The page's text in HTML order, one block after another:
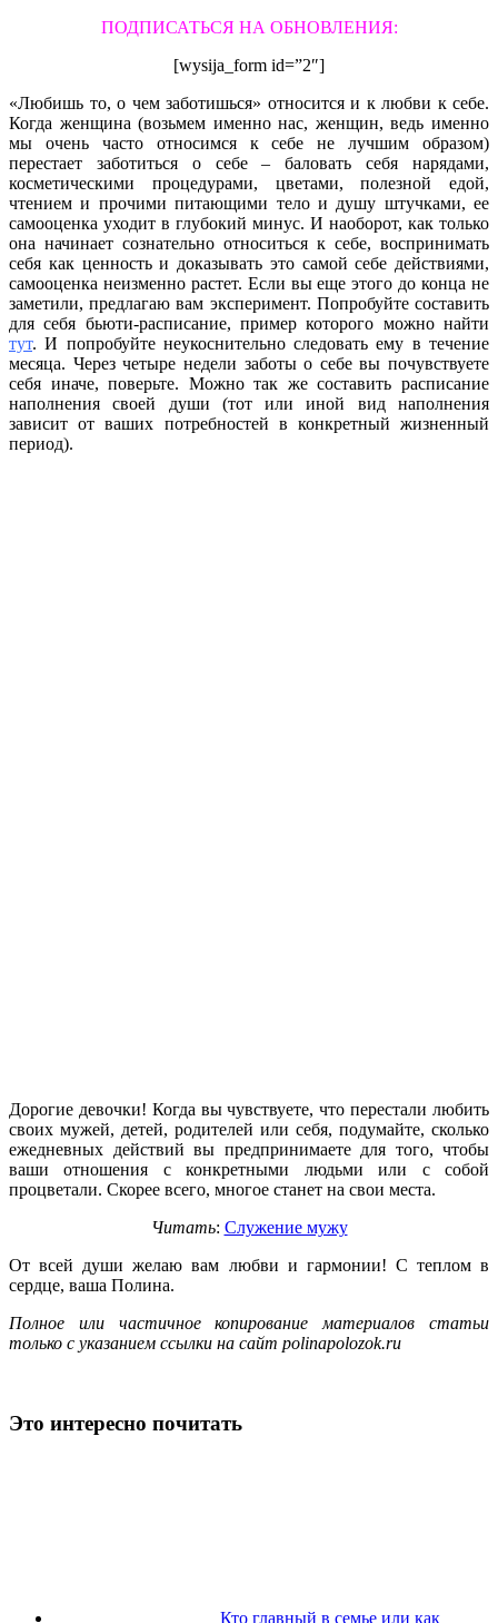
ПОДПИСАТЬСЯ НА ОБНОВЛЕНИЯ:
[wysija_form id=”2″]
«Любишь то, о чем заботишься» относится и к любви к себе.
Когда женщина (возьмем именно нас, женщин, ведь именно
мы очень часто относимся к себе не лучшим образом)
перестает заботиться о себе – баловать себя нарядами,
косметическими процедурами, цветами, полезной едой,
чтением и прочими питающими тело и душу штучками, ее
самооценка уходит в глубокий минус. И наоборот, как только
она начинает сознательно относиться к себе, воспринимать
себя как ценность и доказывать это самой себе действиями,
самооценка неизменно растет. Если вы еще этого до конца не
заметили, предлагаю вам эксперимент. Попробуйте составить
для себя бьюти-расписание, пример которого можно найти
тут. И попробуйте неукоснительно следовать ему в течение
месяца. Через четыре недели заботы о себе вы почувствуете
себя иначе, поверьте. Можно так же составить расписание
наполнения своей души (тот или иной вид наполнения
зависит от ваших потребностей в конкретный жизненный
период).
Дорогие девочки! Когда вы чувствуете, что перестали любить
своих мужей, детей, родителей или себя, подумайте, сколько
ежедневных действий вы предпринимаете для того, чтобы
ваши отношения с конкретными людьми или с собой
процветали. Скорее всего, многое станет на свои места.
Читать: Служение мужу
От всей души желаю вам любви и гармонии! С теплом в
сердце, ваша Полина.
Полное или частичное копирование материалов статьи
только с указанием ссылки на сайт polinapolozok.ru
Это интересно почитать
Кто главный в семье или как